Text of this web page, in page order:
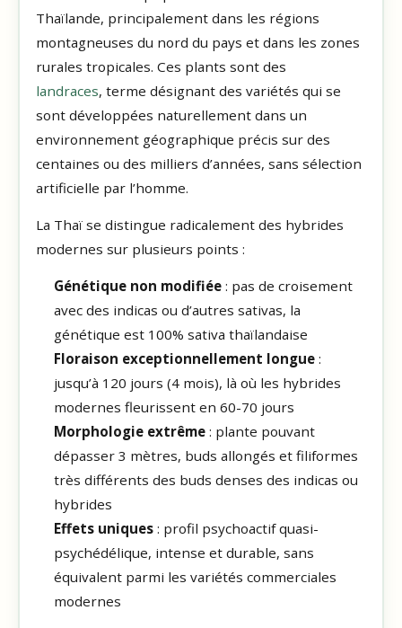
Thaïlande, principalement dans les régions
montagneuses du nord du pays et dans les zones
rurales tropicales. Ces plants sont des
landraces, terme désignant des variétés qui se
sont développées naturellement dans un
environnement géographique précis sur des
centaines ou des milliers d’années, sans sélection
artificielle par l’homme.
La Thaï se distingue radicalement des hybrides
modernes sur plusieurs points :
Génétique non modifiée: pas de croisement
avec des indicas ou d’autres sativas, la
génétique est 100% sativa thaïlandaise
Floraison exceptionnellement longue:
jusqu’à 120 jours (4 mois), là où les hybrides
modernes fleurissent en 60-70 jours
Morphologie extrême: plante pouvant
dépasser 3 mètres, buds allongés et filiformes
très différents des buds denses des indicas ou
hybrides
Effets uniques: profil psychoactif quasi-
psychédélique, intense et durable, sans
équivalent parmi les variétés commerciales
modernes